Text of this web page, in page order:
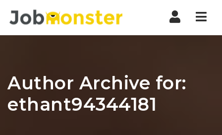
Author Archive for:
ethant94344181